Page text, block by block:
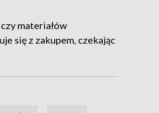
materiałów
się z zakupem, czekając